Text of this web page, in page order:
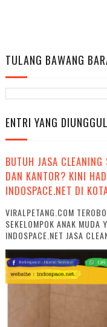
TULANG BAWANG
ENTRI YANG
BUTUH JASA
DAN KANTOR? KINI
INDOSPACE.NET DI
VIRALPETANG.COM
SEKELOMPOK ANAK MUDA
INDOSPACE.NET JASA